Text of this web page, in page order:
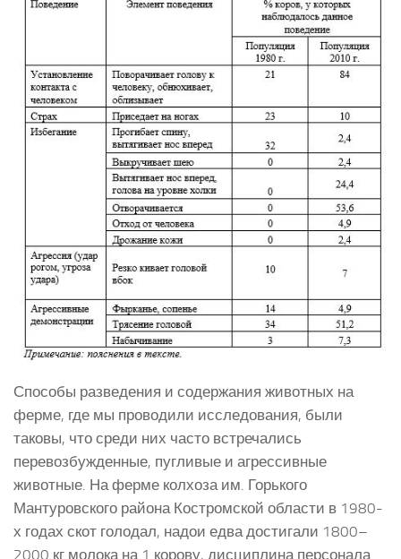
Способы разведения и содержания животных на
ферме, где мы проводили исследования, были
таковы, что среди них часто встречались
перевозбужденные, пугливые и агрессивные
животные. На ферме колхоза им. Горького
Мантуровского района Костромской области в 1980-
х годах скот голодал, надои едва достигали 1800–
2000 кг молока на 1 корову, дисциплина персонала